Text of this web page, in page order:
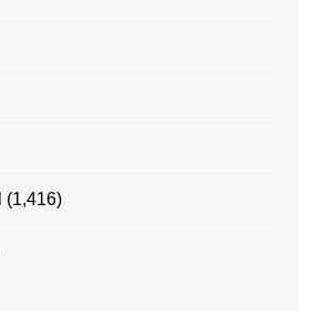
(1,416)